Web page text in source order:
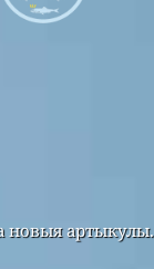
новыя артыкулы.